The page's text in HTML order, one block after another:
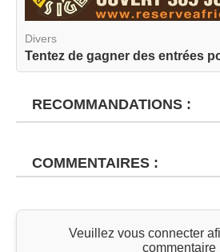
Divers
Tentez de gagner des entrées
RECOMMANDATIONS :
COMMENTAIRES :
Veuillez vous connecter
commentaire